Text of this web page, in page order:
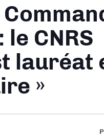
CNRS
lauréat
»